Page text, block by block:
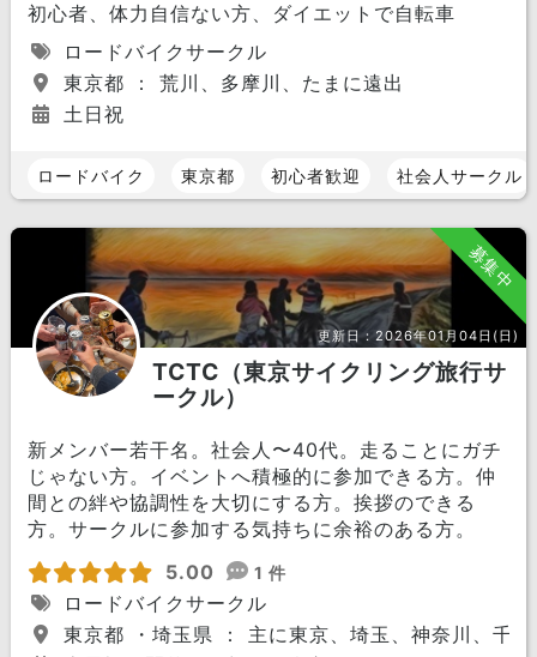
初心者、体力自信ない方、ダイエットで自転車
ロードバイクサークル
東京都 ： 荒川、多摩川、たまに遠出
土日祝
ロードバイク 東京都 初心者歓迎 社会人サークル
募集中
更新日：2026年01月04日(日)
TCTC（東京サイクリング旅行サ
ークル）
新メンバー若干名。社会人〜40代。走ることにガチ
じゃない方。イベントへ積極的に参加できる方。仲
間との絆や協調性を大切にする方。挨拶のできる
方。サークルに参加する気持ちに余裕のある方。
5.00
1 件
ロードバイクサークル
東京都 ・埼玉県 ： 主に東京、埼玉、神奈川、千